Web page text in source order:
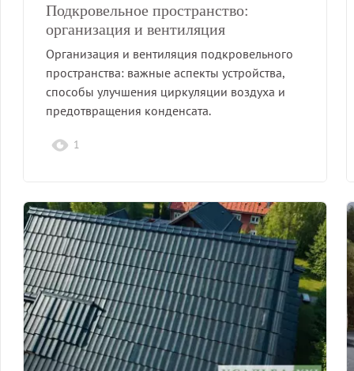
Подкровельное пространство:
организация и вентиляция
Организация и вентиляция подкровельного
пространства: важные аспекты устройства,
способы улучшения циркуляции воздуха и
предотвращения конденсата.
1